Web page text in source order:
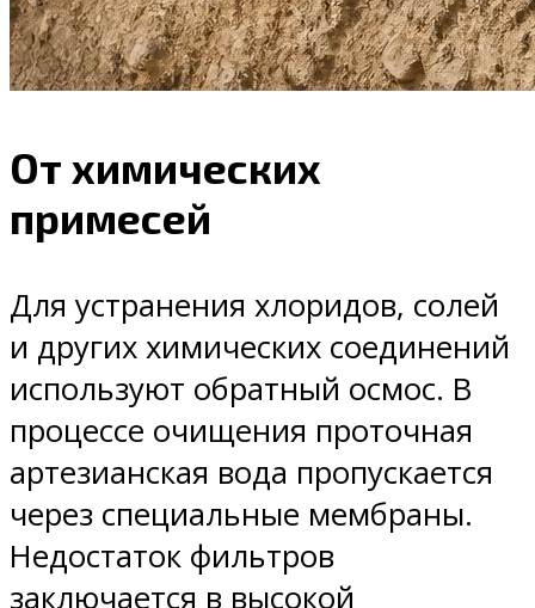
От химических
примесей
Для устранения хлоридов, солей
и других химических соединений
используют обратный осмос. В
процессе очищения проточная
артезианская вода пропускается
через специальные мембраны.
Недостаток фильтров
заключается в высокой